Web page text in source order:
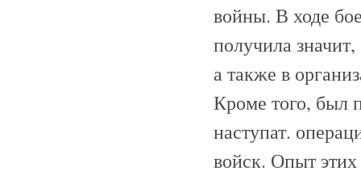
войны. В ходе
получила
а также в
Кроме того, был
наступат.
войск. Опыт этих